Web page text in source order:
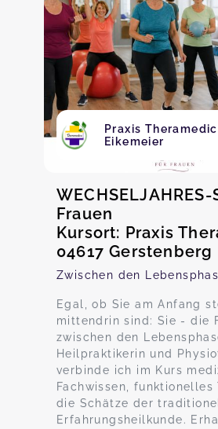
Praxis
Eikemeier
WECHSELJAHRES-
Frauen
Kursort: Praxis
04617 Gerstenberg
Zwischen den
Egal, ob Sie am Anfang
mittendrin sind: Sie - die
zwischen den
Heilpraktikerin und
verbinde ich im Kurs
Fachwissen, funktionelles
die Schätze der
Erfahrungsheilkunde.